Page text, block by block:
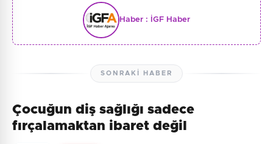
Haber : İGF Haber
SONRAKI HABER
Çocuğun diş sağlığı sadece
fırçalamaktan ibaret değil